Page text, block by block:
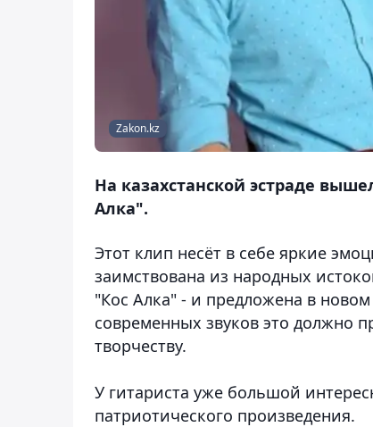
Zakon.kz
На казахстанской эстраде
Алка".
Этот клип несёт в себе яркие
заимствована из народных
"Кос Алка" - и предложена в
современных звуков это должно
творчеству.
У гитариста уже большой
патриотического произведения.